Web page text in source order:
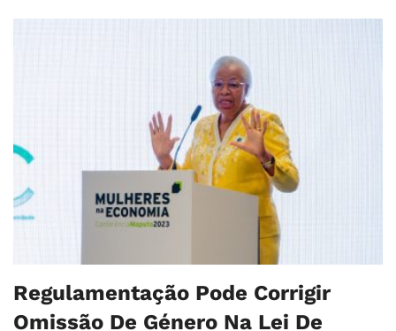
Regulamentação Pode Corrigir
Omissão De Género Na Lei De